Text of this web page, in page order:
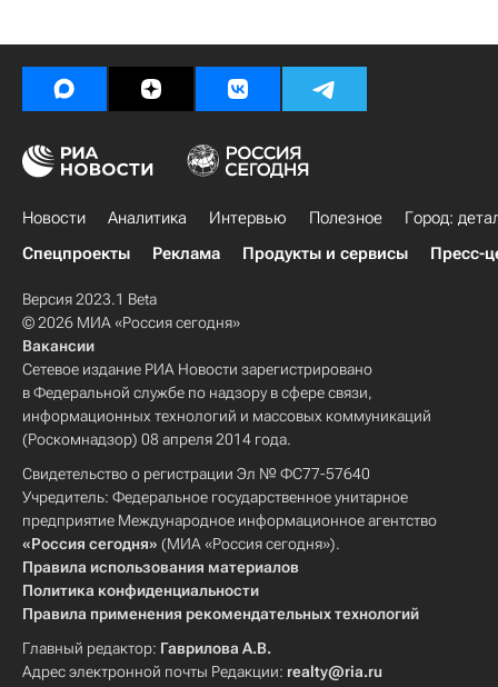
Новости Аналитика Интервью Полезное
Город:
Спецпроекты
Реклама Продукты и сервисы Пресс-
Версия 2023.1 Beta
© 2026 МИА «Россия сегодня»
Вакансии
Сетевое издание РИА Новости зарегистрировано
в Федеральной службе по надзору в сфере связи,
информационных технологий и массовых коммуникаций
(Роскомнадзор) 08 апреля 2014 года.
Свидетельство о регистрации Эл № ФС77-57640
Учредитель: Федеральное государственное унитарное
предприятие Международное информационное агентство
«Россия сегодня» (МИА «Россия сегодня»).
Правила использования материалов
Политика конфиденциальности
Правила применения рекомендательных технологий
Главный редактор: Гаврилова А.В.
Адрес электронной почты Редакции: realty@ria.ru